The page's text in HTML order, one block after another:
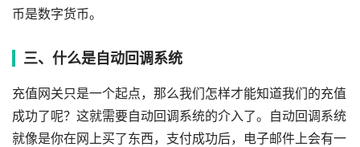
币是数字货币。
三、什么是自动回调系统
充值网关只是一个起点，那么我们怎样才能知道我们的充值
成功了呢？这就需要自动回调系统的介入了。自动回调系统
就像是你在网上买了东西，支付成功后，电子邮件上会有一